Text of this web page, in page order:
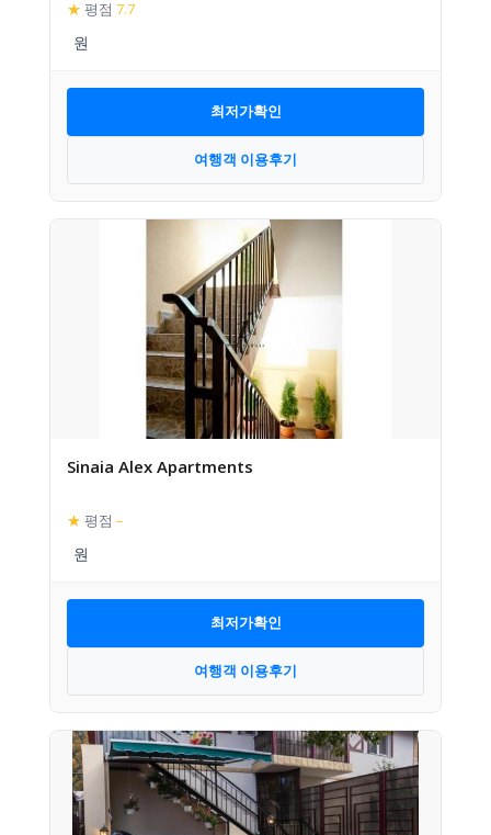
★ 평점 7.7
최저가확인
여행객 이용후기
Sinaia Alex Apartments
★ 평점 –
최저가확인
여행객 이용후기